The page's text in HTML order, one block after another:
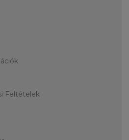
Feltételek